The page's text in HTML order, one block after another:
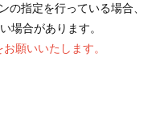
指定を行っている場合、
場合があります。
願いいたします。